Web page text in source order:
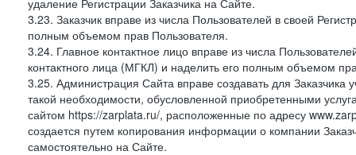
удаление Регистрации Заказчика на Сайте.
3.23. Заказчик вправе из числа Пользователей в своей
полным объемом прав Пользователя.
3.24. Главное контактное лицо вправе из числа
контактного лица (МГКЛ) и наделить его полным объемом
3.25. Администрация Сайта вправе создавать для
такой необходимости, обусловленной приобретенными
сайтом https://zarplata.ru/, расположенные по адресу
создается путем копирования информации о компании
самостоятельно на Сайте.